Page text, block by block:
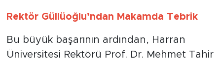
Rektör Güllüoğlu’ndan Makamda Tebrik
Bu büyük başarının ardından, Harran
Üniversitesi Rektörü Prof. Dr. Mehmet Tahir